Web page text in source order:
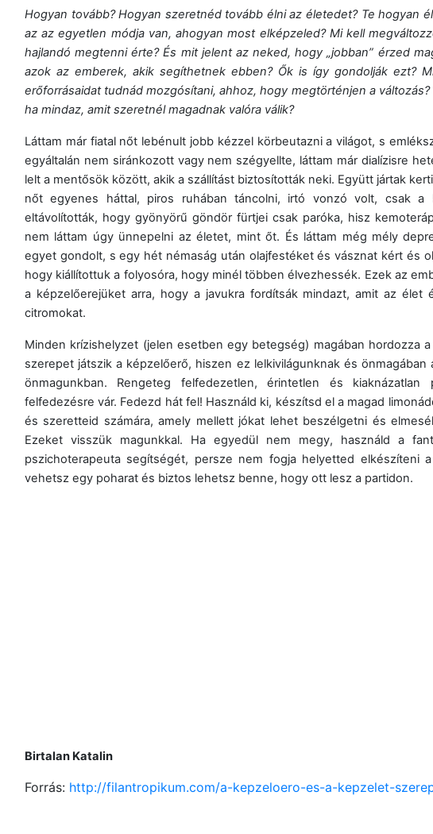
Hogyan tovább? Hogyan szeretnéd tovább élni az életedet? Te hogyan
az az egyetlen módja van, ahogyan most elképzeled? Mi kell
hajlandó megtenni érte? És mit jelent az neked, hogy „jobban” érzed
azok az emberek, akik segíthetnek ebben? Ők is így gondolják ezt?
erőforrásaidat tudnád mozgósítani, ahhoz, hogy megtörténjen a
ha mindaz, amit szeretnél magadnak valóra válik?
Láttam már fiatal nőt lebénult jobb kézzel körbeutazni a világot, s
egyáltalán nem siránkozott vagy nem szégyellte, láttam már dialízisre
lelt a mentősök között, akik a szállítást biztosították neki. Együtt jártak
nőt egyenes háttal, piros ruhában táncolni, irtó vonzó volt, csak
eltávolították, hogy gyönyörű göndör fürtjei csak paróka, hisz
nem láttam úgy ünnepelni az életet, mint őt. És láttam még mély
egyet gondolt, s egy hét némaság után olajfestéket és vásznat kért és
hogy kiállítottuk a folyosóra, hogy minél többen élvezhessék. Ezek az
a képzelőerejüket arra, hogy a javukra fordítsák mindazt, amit az
citromokat.
Minden krízishelyzet (jelen esetben egy betegség) magában hordozza
szerepet játszik a képzelőerő, hiszen ez lelkivilágunknak és
önmagunkban. Rengeteg felfedezetlen, érintetlen és
felfedezésre vár. Fedezd hát fel! Használd ki, készítsd el a magad
és szeretteid számára, amely mellett jókat lehet beszélgetni és
Ezeket visszük magunkkal. Ha egyedül nem megy, használd a
pszichoterapeuta segítségét, persze nem fogja helyetted elkészíteni
vehetsz egy poharat és biztos lehetsz benne, hogy ott lesz a partidon.
Birtalan Katalin
Forrás: http://filantropikum.com/a-kepzeloero-es-a-kepzelet-